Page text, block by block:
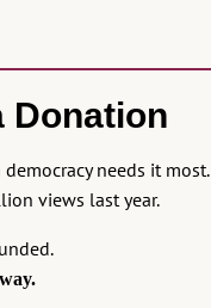
Donation
needs it most.
views last year.